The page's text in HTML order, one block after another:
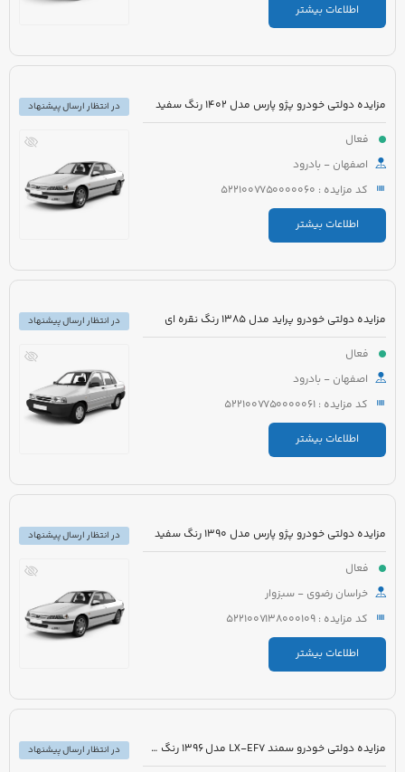
اطلاعات بیشتر
مزایده دولتی خودرو پژو پارس مدل 1402 رنگ سفید
فعال
اصفهان - بادرود
کد مزایده : 5221007750000060
اطلاعات بیشتر
در انتظار ارسال پیشنهاد
مزایده دولتی خودرو پراید مدل 1385 رنگ نقره ای
فعال
اصفهان - بادرود
کد مزایده : 5221007750000061
اطلاعات بیشتر
در انتظار ارسال پیشنهاد
مزایده دولتی خودرو پژو پارس مدل 1390 رنگ سفید
فعال
خراسان رضوی - سبزوار
کد مزایده : 5221007138000109
اطلاعات بیشتر
در انتظار ارسال پیشنهاد
مزایده دولتی خودرو سمند LX-EF7 مدل 1396 رنگ سفید
در انتظار ارسال پیشنهاد